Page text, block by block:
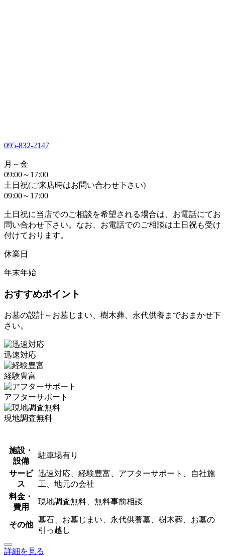
095-832-2147
月～金
09:00～17:00
土日祝(ご来店時はお問い合わせ下さい)
09:00～17:00
土日祝に当店でのご相談を希望される場合は、お電話にてお
問い合わせ下さい。なお、お電話でのご相談は土日祝も受け
付けております。
休業日
年末年始
おすすめポイント
お墓の設計～お墓じまい、樹木葬、永代供養までおまかせ下
さい。
迅速対応
経験豊富
アフターサポート
現地調査無料
施設・
設備
駐車場有り
サービ
ス
迅速対応、経験豊富、アフターサポート、自社施
工、地元の会社
料金・
費用
現地調査無料、無料事前相談
その他
墓石、お墓じまい、永代供養墓、樹木葬、お墓の
引っ越し
詳細を見る